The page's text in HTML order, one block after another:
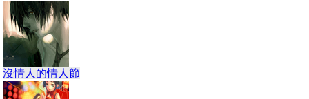
沒情人的情人節